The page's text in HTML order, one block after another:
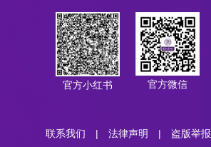
官方小红书 官方微信
联系我们 | 法律声明 | 盗版举报